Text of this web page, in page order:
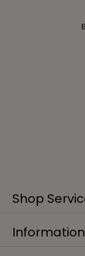
Shop
Information